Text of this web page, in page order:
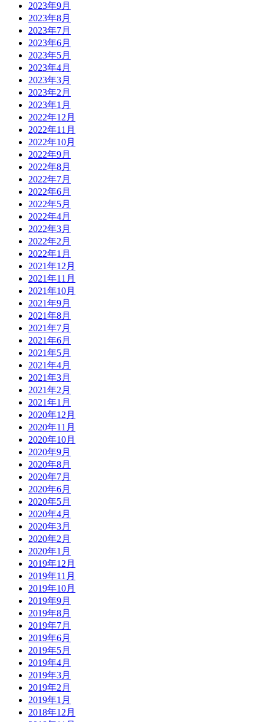
2023年9月
2023年8月
2023年7月
2023年6月
2023年5月
2023年4月
2023年3月
2023年2月
2023年1月
2022年12月
2022年11月
2022年10月
2022年9月
2022年8月
2022年7月
2022年6月
2022年5月
2022年4月
2022年3月
2022年2月
2022年1月
2021年12月
2021年11月
2021年10月
2021年9月
2021年8月
2021年7月
2021年6月
2021年5月
2021年4月
2021年3月
2021年2月
2021年1月
2020年12月
2020年11月
2020年10月
2020年9月
2020年8月
2020年7月
2020年6月
2020年5月
2020年4月
2020年3月
2020年2月
2020年1月
2019年12月
2019年11月
2019年10月
2019年9月
2019年8月
2019年7月
2019年6月
2019年5月
2019年4月
2019年3月
2019年2月
2019年1月
2018年12月